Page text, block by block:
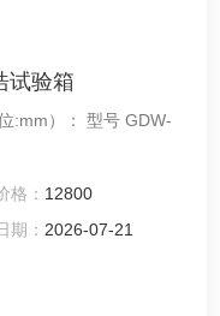
试验箱
型号 GDW-
格： 12800
期： 2026-07-21